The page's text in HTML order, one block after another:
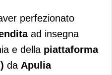
17 punti vendita
perfezionato
ad insegna
e della piattaforma
da Apulia